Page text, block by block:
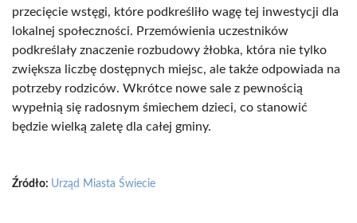
przecięcie wstęgi, które podkreśliło wagę tej inwestycji dla
lokalnej społeczności. Przemówienia uczestników
podkreślały znaczenie rozbudowy żłobka, która nie tylko
zwiększa liczbę dostępnych miejsc, ale także odpowiada na
potrzeby rodziców. Wkrótce nowe sale z pewnością
wypełnią się radosnym śmiechem dzieci, co stanowić
będzie wielką zaletę dla całej gminy.
Źródło: Urząd Miasta Świecie